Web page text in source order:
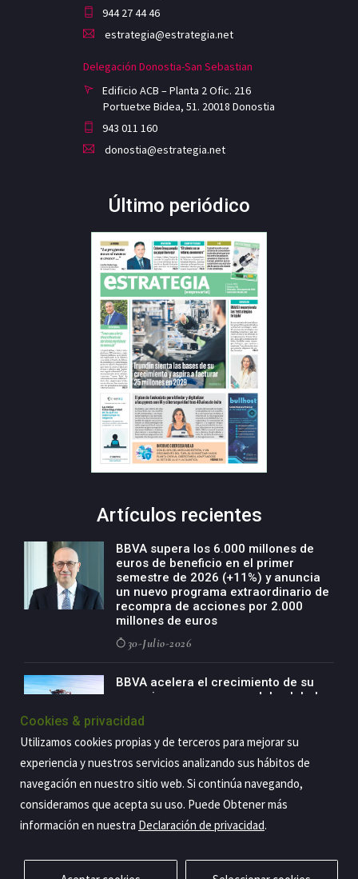
944 27 44 46
estrategia@estrategia.net
Delegación Donostia-San Sebastian
Edificio ACB – Planta 2 Ofic. 216
Portuetxe Bidea, 51. 20018 Donostia
943 011 160
donostia@estrategia.net
Último periódico
Artículos recientes
BBVA supera los 6.000 millones de
euros de beneficio en el primer
semestre de 2026 (+11%) y anuncia
un nuevo programa extraordinario de
recompra de acciones por 2.000
millones de euros
30-Julio-2026
BBVA acelera el crecimiento de su
negocio agro con un modelo global
países
29-Julio-2026
Copyright@2026 Estrategia Empresarial
Cookies & privacidad
Utilizamos cookies propias y de terceros para mejorar su
experiencia y nuestros servicios analizando sus hábitos de
navegación en nuestro sitio web. Si continúa navegando,
consideramos que acepta su uso. Puede Obtener más
información en nuestra Declaración de privacidad.